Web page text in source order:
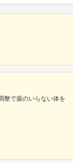
整で薬のいらない体を